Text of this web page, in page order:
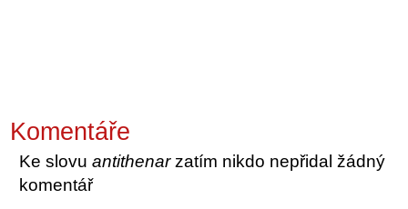
Komentáře
Ke slovuantithenarzatím nikdo nepřidal žádný
komentář